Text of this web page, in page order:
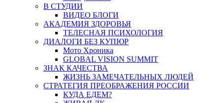
В СТУДИИ
ВИДЕО БЛОГИ
АКАДЕМИЯ ЗДОРОВЬЯ
ТЕЛЕСНАЯ ПСИХОЛОГИЯ
ДИАЛОГИ БЕЗ КУПЮР
Мото Хроника
GLOBAL VISION SUMMIT
ЗНАК КАЧЕСТВА
ЖИЗНЬ ЗАМЕЧАТЕЛЬНЫХ ЛЮДЕЙ
СТРАТЕГИЯ ПРЕОБРАЖЕНИЯ РОССИИ
КУДА ЕДЕМ?